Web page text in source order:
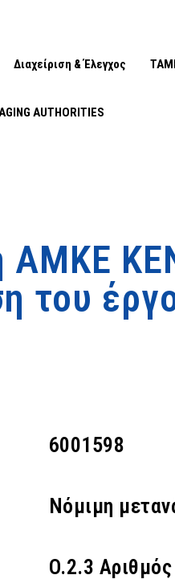
Διαχείριση & Έλεγχος
AUTHORITIES
ΑΜΚΕ
του
6001598
Νόμιμη
O.2.3